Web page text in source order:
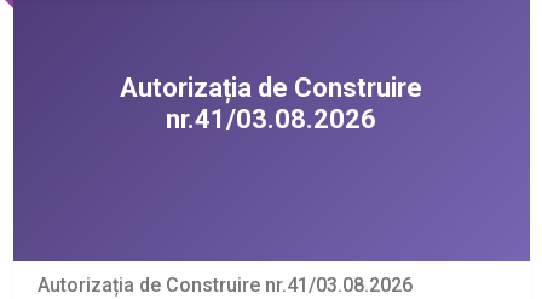
Autorizația de Construire nr.41/03.08.2026